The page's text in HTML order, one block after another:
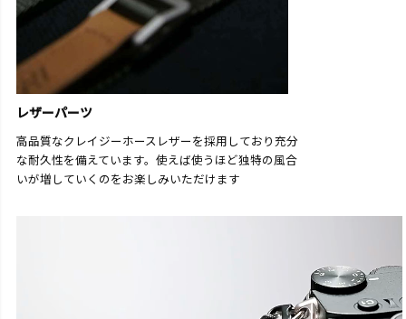
レザーパーツ
高品質なクレイジーホースレザーを採用しており充分
な耐久性を備えています。使えば使うほど独特の風合
いが増していくのをお楽しみいただけます